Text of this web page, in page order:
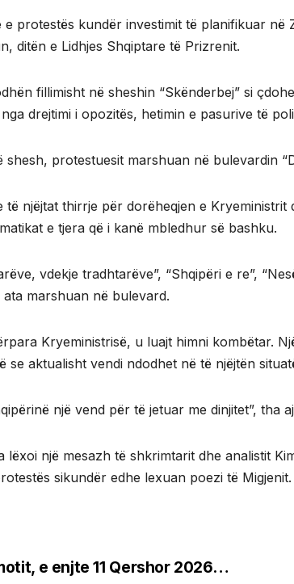
e protestës kundër investimit të planifikuar
ditën e Lidhjes Shqiptare të Prizrenit.
fillimisht në sheshin “Skënderbej” si
drejtimi i opozitës, hetimin e pasurive të
shesh, protestuesit marshuan në bulevardin
të njëjtat thirrje për dorëheqjen e
e tjera që i kanë mbledhur së bashku.
vdekje tradhtarëve”, “Shqipëri e re”,
marshuan në bulevard.
Kryeministrisë, u luajt himni kombëtar.
se aktualisht vendi ndodhet në të njëjtën
një vend për të jetuar me dinjitet”,
lëxoi një mesazh të shkrimtarit dhe analistit
sikundër edhe lexuan poezi të Migjenit.
e enjte 11 Qershor 2026…